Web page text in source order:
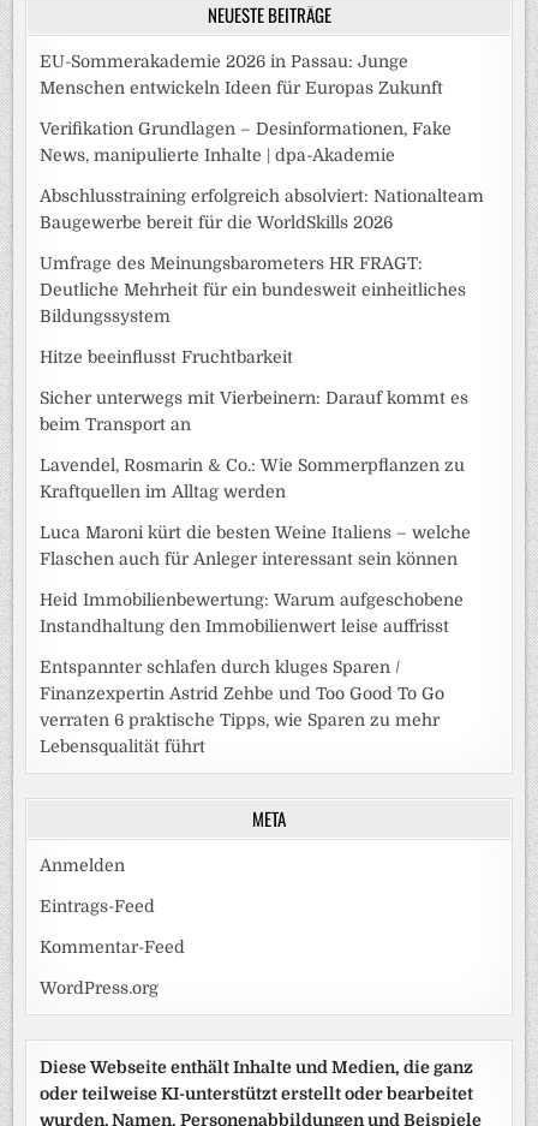
NEUESTE BEITRÄGE
EU-Sommerakademie 2026 in Passau: Junge
Menschen entwickeln Ideen für Europas Zukunft
Verifikation Grundlagen – Desinformationen, Fake
News, manipulierte Inhalte | dpa-Akademie
Abschlusstraining erfolgreich absolviert: Nationalteam
Baugewerbe bereit für die WorldSkills 2026
Umfrage des Meinungsbarometers HR FRAGT:
Deutliche Mehrheit für ein bundesweit einheitliches
Bildungssystem
Hitze beeinflusst Fruchtbarkeit
Sicher unterwegs mit Vierbeinern: Darauf kommt es
beim Transport an
Lavendel, Rosmarin & Co.: Wie Sommerpflanzen zu
Kraftquellen im Alltag werden
Luca Maroni kürt die besten Weine Italiens – welche
Flaschen auch für Anleger interessant sein können
Heid Immobilienbewertung: Warum aufgeschobene
Instandhaltung den Immobilienwert leise auffrisst
Entspannter schlafen durch kluges Sparen /
Finanzexpertin Astrid Zehbe und Too Good To Go
verraten 6 praktische Tipps, wie Sparen zu mehr
Lebensqualität führt
META
Anmelden
Eintrags-Feed
Kommentar-Feed
WordPress.org
Diese Webseite enthält Inhalte und Medien, die ganz
oder teilweise KI-unterstützt erstellt oder bearbeitet
wurden. Namen, Personenabbildungen und Beispiele